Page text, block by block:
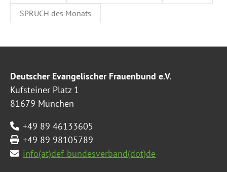
SPRUCH des Monats
Deutscher Evangelischer Frauenbund e.V.
Kufsteiner Platz 1
81679 München
+49 89 46133605
+49 89 98105789
info(at)def-bundesverband(dot)de